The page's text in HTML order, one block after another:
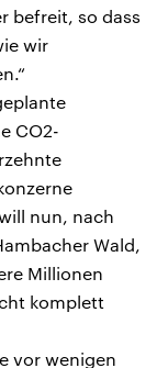
befreit, so dass
wir
CO2-
nun, nach
Wald,
Millionen
komplett
vor wenigen